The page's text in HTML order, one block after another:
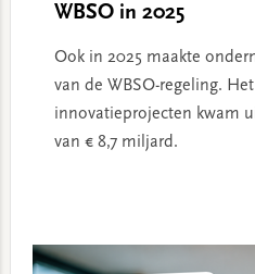
WBSO in 2025
Ook in 2025 maakte
van de WBSO-regeling.
innovatieprojecten kwam
van € 8,7 miljard.
Sidebar